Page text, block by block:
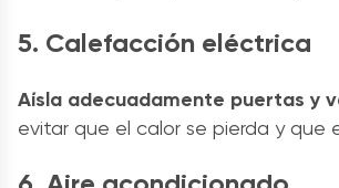
5. Calefacción eléctrica
Aísla adecuadamente puertas y
evitar que el calor se pierda y que